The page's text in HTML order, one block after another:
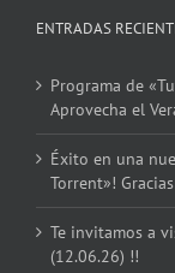
ENTRADAS
Programa de
Aprovecha el
Éxito en una
Torrent»!
Te invitamos a
(12.06.26) !!